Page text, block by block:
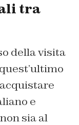
tra
della visita
e
sia al